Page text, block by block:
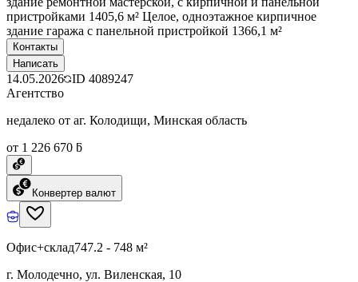
пристройками 1405,6 м² Целое, одноэтажное кирпичное
здание гаража с панельной пристройкой 1366,1 м²
Контакты
Написать
14.05.2026 ID 4089247
Агентство
недалеко от аг. Колодищи, Минская область
от 1 226 670 ƃ
Конвертер валют
Офис+склад747.2 - 748 м²
г. Молодечно, ул. Виленская, 10